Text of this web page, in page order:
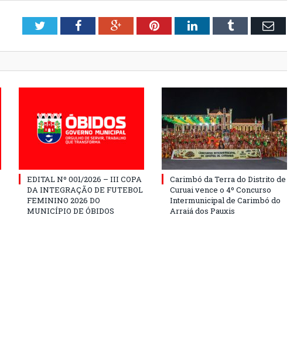
TwitterFacebookGoogle+PinterestLinkedInTumblr Email
EDITAL Nº 001/2026 – III COPA
DA INTEGRAÇÃO DE FUTEBOL
FEMININO 2026 DO
MUNICÍPIO DE ÓBIDOS
Carimbó da Terra do Distrito de
Curuai vence o 4º Concurso
Intermunicipal de Carimbó do
Arraiá dos Pauxis